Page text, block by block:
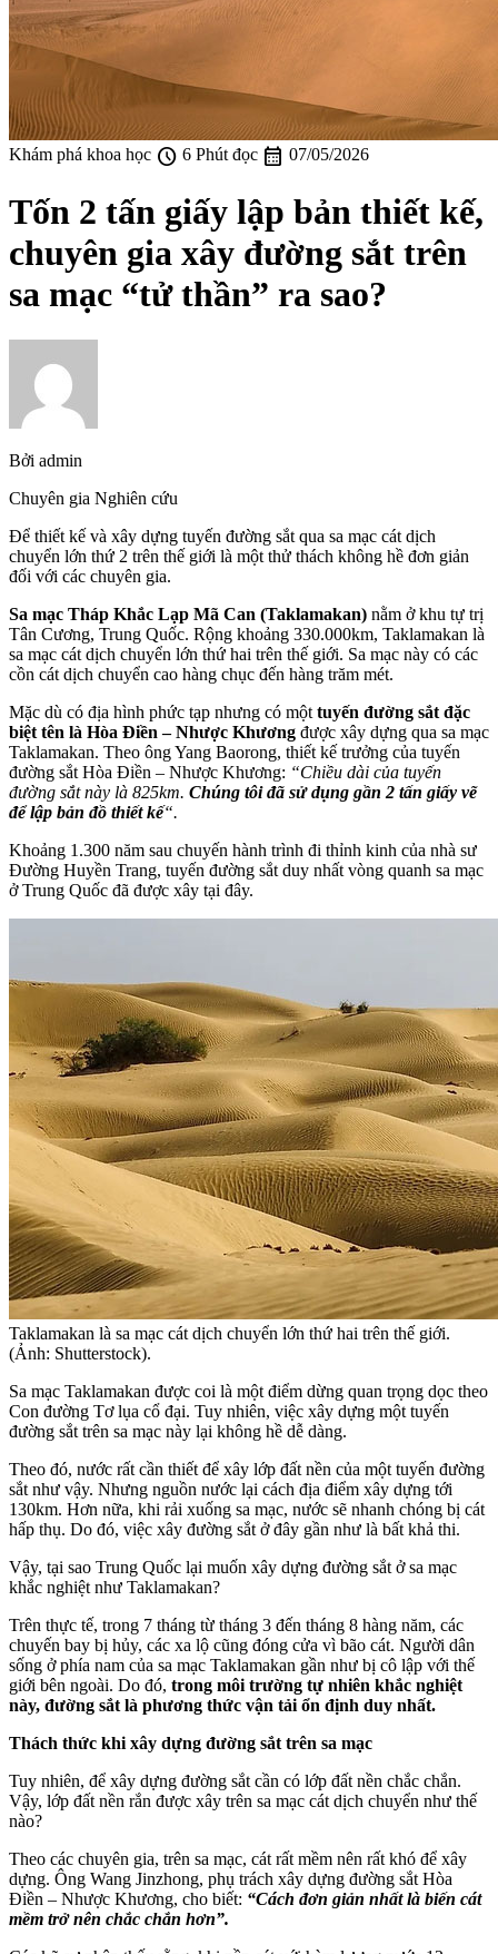
Khám phá khoa học schedule 6 Phút đọc calendar_month 07/05/2026
Tốn 2 tấn giấy lập bản thiết kế,
chuyên gia xây đường sắt trên
sa mạc “tử thần” ra sao?
Bởi admin
Chuyên gia Nghiên cứu
Để thiết kế và xây dựng tuyến đường sắt qua sa mạc cát dịch
chuyển lớn thứ 2 trên thế giới là một thử thách không hề đơn giản
đối với các chuyên gia.
Sa mạc Tháp Khắc Lạp Mã Can (Taklamakan) nằm ở khu tự trị
Tân Cương, Trung Quốc. Rộng khoảng 330.000km, Taklamakan là
sa mạc cát dịch chuyển lớn thứ hai trên thế giới. Sa mạc này có các
cồn cát dịch chuyển cao hàng chục đến hàng trăm mét.
Mặc dù có địa hình phức tạp nhưng có một tuyến đường sắt đặc
biệt tên là Hòa Điền – Nhược Khương được xây dựng qua sa mạc
Taklamakan. Theo ông Yang Baorong, thiết kế trưởng của tuyến
đường sắt Hòa Điền – Nhược Khương: “Chiều dài của tuyến
đường sắt này là 825km. Chúng tôi đã sử dụng gần 2 tấn giấy vẽ
để lập bản đồ thiết kế“.
Khoảng 1.300 năm sau chuyến hành trình đi thỉnh kinh của nhà sư
Đường Huyền Trang, tuyến đường sắt duy nhất vòng quanh sa mạc
ở Trung Quốc đã được xây tại đây.
Taklamakan là sa mạc cát dịch chuyển lớn thứ hai trên thế giới.
(Ảnh: Shutterstock).
Sa mạc Taklamakan được coi là một điểm dừng quan trọng dọc theo
Con đường Tơ lụa cổ đại. Tuy nhiên, việc xây dựng một tuyến
đường sắt trên sa mạc này lại không hề dễ dàng.
Theo đó, nước rất cần thiết để xây lớp đất nền của một tuyến đường
sắt như vậy. Nhưng nguồn nước lại cách địa điểm xây dựng tới
130km. Hơn nữa, khi rải xuống sa mạc, nước sẽ nhanh chóng bị cát
hấp thụ. Do đó, việc xây đường sắt ở đây gần như là bất khả thi.
Vậy, tại sao Trung Quốc lại muốn xây dựng đường sắt ở sa mạc
khắc nghiệt như Taklamakan?
Trên thực tế, trong 7 tháng từ tháng 3 đến tháng 8 hàng năm, các
chuyến bay bị hủy, các xa lộ cũng đóng cửa vì bão cát. Người dân
sống ở phía nam của sa mạc Taklamakan gần như bị cô lập với thế
giới bên ngoài. Do đó, trong môi trường tự nhiên khắc nghiệt
này, đường sắt là phương thức vận tải ổn định duy nhất.
Thách thức khi xây dựng đường sắt trên sa mạc
Tuy nhiên, để xây dựng đường sắt cần có lớp đất nền chắc chắn.
Vậy, lớp đất nền rắn được xây trên sa mạc cát dịch chuyển như thế
nào?
Theo các chuyên gia, trên sa mạc, cát rất mềm nên rất khó để xây
dựng. Ông Wang Jinzhong, phụ trách xây dựng đường sắt Hòa
Điền – Nhược Khương, cho biết: “Cách đơn giản nhất là biến cát
mềm trở nên chắc chắn hơn”.